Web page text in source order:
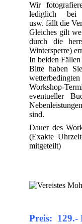
Wir
lediglich bei
usw. fällt die
Gleiches gilt
durch die
Wintersperre)
In beiden
Bitte haben
Workshop-
eventueller
sind.
Dauer des
(Exakte
mitgeteilt)
Preis: 129.-